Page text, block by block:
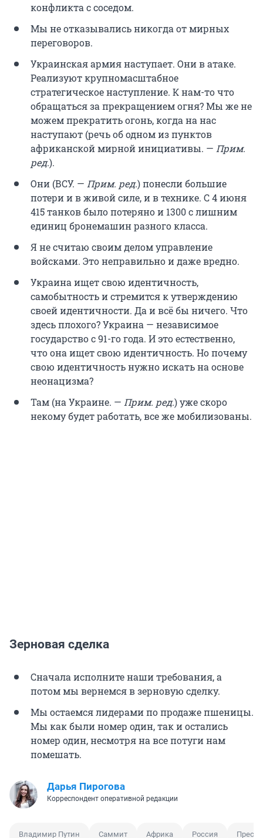
конфликта с соседом.
Мы не отказывались никогда от мирных
переговоров.
Украинская армия наступает. Они в атаке.
Реализуют крупномасштабное
стратегическое наступление. К нам-то что
обращаться за прекращением огня? Мы же не
можем прекратить огонь, когда на нас
наступают (речь об одном из пунктов
африканской мирной инициативы. — Прим.
ред.).
Они (ВСУ. — Прим. ред.) понесли большие
потери и в живой силе, и в технике. С 4 июня
415 танков было потеряно и 1300 с лишним
единиц бронемашин разного класса.
Я не считаю своим делом управление
войсками. Это неправильно и даже вредно.
Украина ищет свою идентичность,
самобытность и стремится к утверждению
своей идентичности. Да и всё бы ничего. Что
здесь плохого? Украина — независимое
государство с 91-го года. И это естественно,
что она ищет свою идентичность. Но почему
свою идентичность нужно искать на основе
неонацизма?
Там (на Украине. — Прим. ред.) уже скоро
некому будет работать, все же мобилизованы.
Зерновая сделка
Сначала исполните наши требования, а
потом мы вернемся в зерновую сделку.
Мы остаемся лидерами по продаже пшеницы.
Мы как были номер один, так и остались
номер один, несмотря на все потуги нам
помешать.
Дарья Пирогова
Корреспондент оперативной редакции
Владимир Путин Саммит Африка Россия